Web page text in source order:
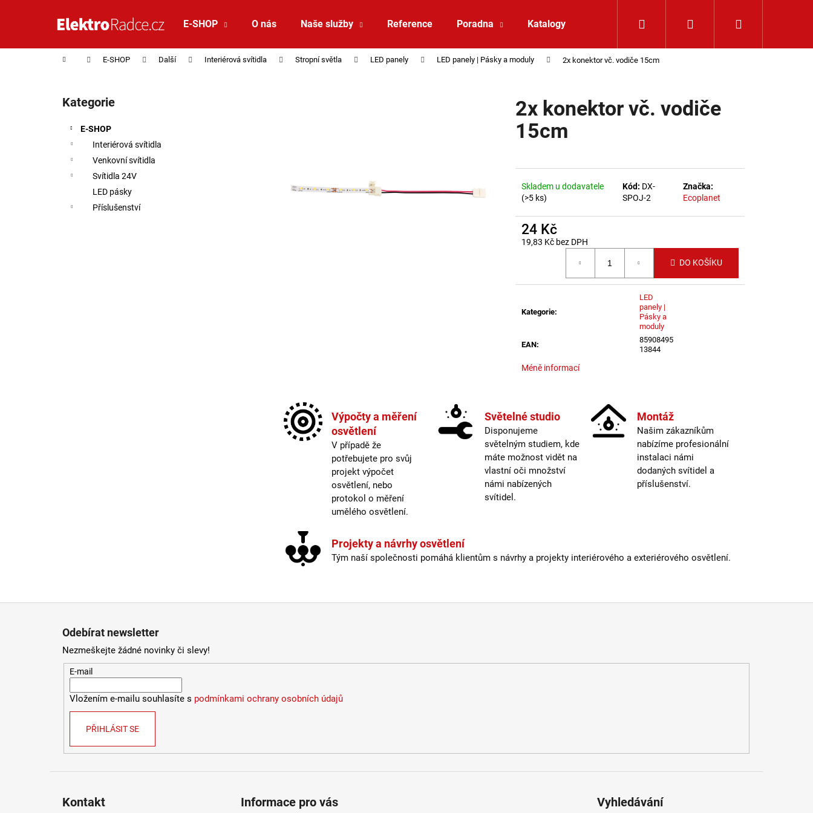
E-SHOP O nás Naše služby Reference Poradna Katalogy Přihlášení
Domů E-SHOP Další Interiérová svítidla Stropní světla LED panely LED panely | Pásky a moduly 2x konektor vč. vodiče 15cm
Přeskočit kategorie
Kategorie
E-SHOP
Interiérová svítidla
Venkovní svítidla
Svítidla 24V
LED pásky
Příslušenství
2x konektor vč. vodiče
15cm
Skladem u dodavatele
(>5 ks)
Kód: DX-
SPOJ-2
Značka:
Ecoplanet
24 Kč
19,83 Kč bez DPH
DO KOŠÍKU
Kategorie:
LED
panely |
Pásky a
moduly
EAN:
85908495
13844
Méně informací
Výpočty a měření
osvětlení
V případě že
potřebujete pro svůj
projekt výpočet
osvětlení, nebo
protokol o měření
umělého osvětlení.
Světelné studio
Disponujeme
světelným studiem, kde
máte možnost vidět na
vlastní oči množství
námi nabízených
svítidel.
Montáž
Našim zákazníkům
nabízíme profesionální
instalaci námi
dodaných svítidel a
příslušenství.
Projekty a návrhy osvětlení
Tým naší společnosti pomáhá klientům s návrhy a projekty interiérového a exteriérového osvětlení.
Zpět
do
Zpět
do
Co potřebujete najít?
SAUNA LED PÁSEK 24V RGBW 9,6W IP65
Odebírat newsletter
Nezmeškejte žádné novinky či slevy!
E-mail
Vložením e-mailu souhlasíte s podmínkami ochrany osobních údajů
PŘIHLÁSIT SE
Kontakt Informace pro vás Vyhledávání